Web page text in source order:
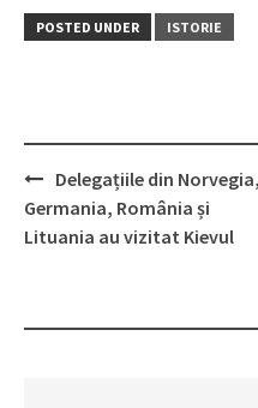
POSTED UNDER ISTORIE
Post
navigation
Delegațiile din Norvegia,
Germania, România și
Lituania au vizitat Kievul